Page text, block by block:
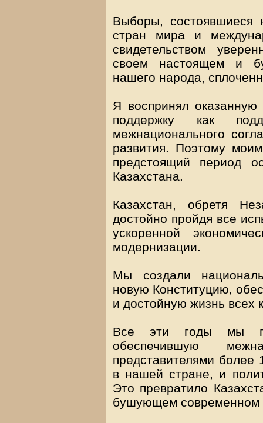
Выборы, состоявшиеся
стран мира и
свидетельством
своем настоящем и
нашего народа,
Я воспринял
поддержку как
межнационального
развития. Поэтому
предстоящий период
Казахстана.
Казахстан, обретя
достойно пройдя все
ускоренной
модернизации.
Мы создали
новую Конституцию,
и достойную жизнь всех
Все эти годы мы
обеспечившую
представителями
в нашей стране, и
Это превратило
бушующем современном